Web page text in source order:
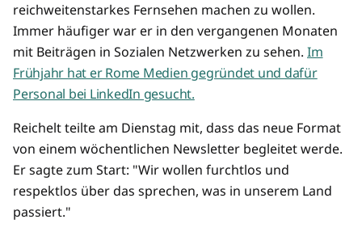
reichweitenstarkes Fernsehen machen zu wollen.
Immer häufiger war er in den vergangenen Monaten
mit Beiträgen in Sozialen Netzwerken zu sehen. Im
Frühjahr hat er Rome Medien gegründet und dafür
Personal bei LinkedIn gesucht.
Reichelt teilte am Dienstag mit, dass das neue Format
von einem wöchentlichen Newsletter begleitet werde.
Er sagte zum Start: "Wir wollen furchtlos und
respektlos über das sprechen, was in unserem Land
passiert."